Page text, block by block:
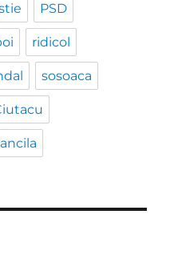
PSD
ridicol
sosoaca